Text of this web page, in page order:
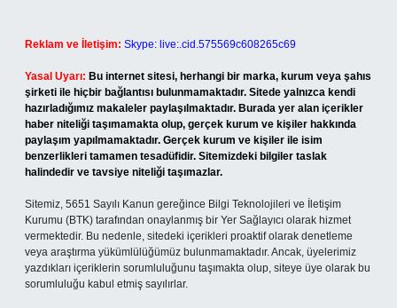
Reklam ve İletişim: Skype: live:.cid.575569c608265c69
Yasal Uyarı: Bu internet sitesi, herhangi bir marka, kurum veya şahıs
şirketi ile hiçbir bağlantısı bulunmamaktadır. Sitede yalnızca kendi
hazırladığımız makaleler paylaşılmaktadır. Burada yer alan içerikler
haber niteliği taşımamakta olup, gerçek kurum ve kişiler hakkında
paylaşım yapılmamaktadır. Gerçek kurum ve kişiler ile isim
benzerlikleri tamamen tesadüfidir. Sitemizdeki bilgiler taslak
halindedir ve tavsiye niteliği taşımazlar.
Sitemiz, 5651 Sayılı Kanun gereğince Bilgi Teknolojileri ve İletişim
Kurumu (BTK) tarafından onaylanmış bir Yer Sağlayıcı olarak hizmet
vermektedir. Bu nedenle, sitedeki içerikleri proaktif olarak denetleme
veya araştırma yükümlülüğümüz bulunmamaktadır. Ancak, üyelerimiz
yazdıkları içeriklerin sorumluluğunu taşımakta olup, siteye üye olarak bu
sorumluluğu kabul etmiş sayılırlar.